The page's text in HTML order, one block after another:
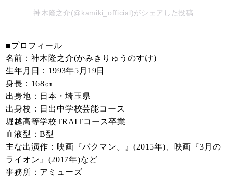
神木隆之介(@kamiki_official)がシェアした投稿
■プロフィール
名前：神木隆之介(かみきりゅうのすけ)
生年月日：1993年5月19日
身長：168㎝
出身地：日本・埼玉県
出身校：日出中学校芸能コース
堀越高等学校TRAITコース卒業
血液型：B型
主な出演作：映画『バクマン。』(2015年)、映画『3月の
ライオン』(2017年)など
事務所：アミューズ